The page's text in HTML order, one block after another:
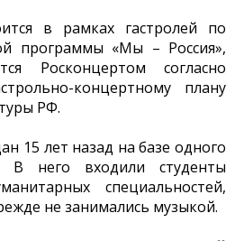
в рамках гастролей по
программы «Мы – Россия»,
Росконцертом согласно
концертному плану
РФ.
15 лет назад на базе одного
В него входили студенты
специальностей,
не занимались музыкой.